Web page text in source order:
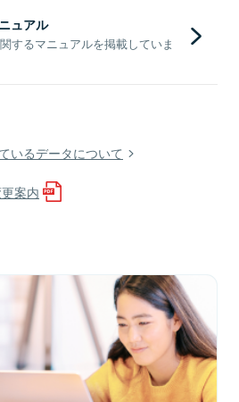
ュアル
するマニュアルを掲載していま
いるデータについて
案内